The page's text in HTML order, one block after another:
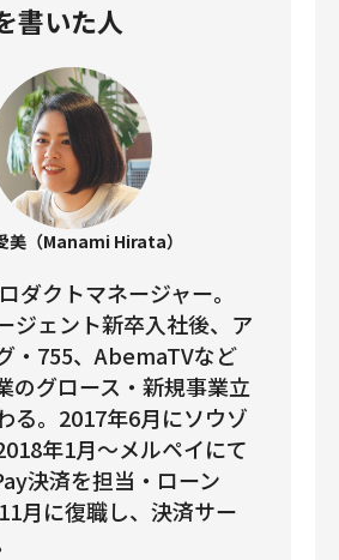
書いた人
美（Manami Hirata）
ダクトマネージャー。
ジェント新卒入社後、ア
・755、AbemaTVなど
のグロース・新規事業立
る。2017年6月にソウゾ
年1月〜メルペイにて
決済を担当・ローン
月に復職し、決済サー